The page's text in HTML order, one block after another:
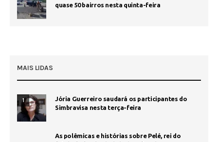
quase 50 bairros nesta quinta-feira
MAIS LIDAS
1
Jória Guerreiro saudará os participantes do
Simbravisa nesta terça-feira
As polêmicas e histórias sobre Pelé, rei do